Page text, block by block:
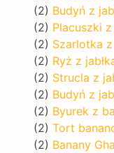
(2) Budyń z
(2) Placuszki
(2) Szarlotka
(2) Ryż z
(2) Strucla z
(2) Budyń z
(2) Byurek z
(2) Tort
(2) Banany